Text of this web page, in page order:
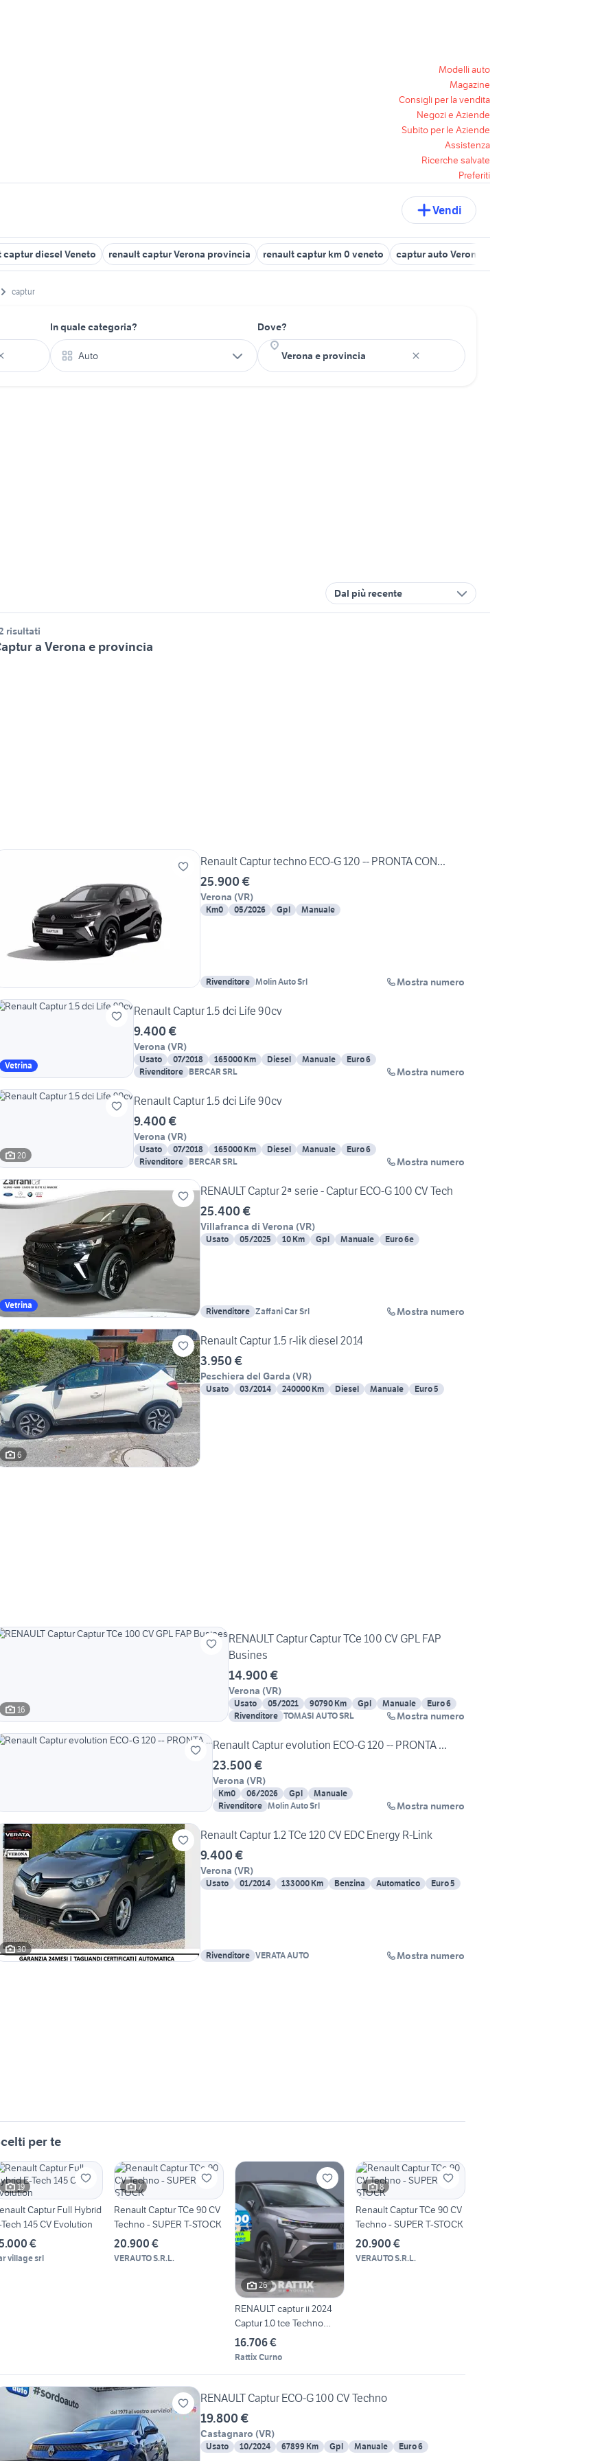
Modelli auto
Magazine
Consigli per la vendita
Negozi e Aziende
Subito per le Aziende
Assistenza
Ricerche salvate
Preferiti
Vendi
captur diesel Veneto renault captur Verona provincia renault captur km 0 veneto captur auto Verona
captur
In quale categoria?
Auto
Dove?
Dal più recente
risultati
a Verona e provincia
Renault Captur techno ECO-G 120 -- PRONTA CON...
25.900 €
Verona (VR)
Km0 05/2026 Gpl Manuale
Rivenditore Molin Auto Srl Mostra numero
Vetrina
Renault Captur 1.5 dci Life 90cv
9.400 €
Verona (VR)
Usato 07/2018 165000 Km Diesel Manuale
Euro 6
Rivenditore BERCAR SRL Mostra numero
20
Renault Captur 1.5 dci Life 90cv
9.400 €
Verona (VR)
Usato 07/2018 165000 Km Diesel Manuale
Euro 6
Rivenditore BERCAR SRL Mostra numero
Vetrina
RENAULT Captur 2ª serie - Captur ECO-G 100 CV Tech
25.400 €
Villafranca di Verona (VR)
Usato 05/2025 10 Km Gpl Manuale Euro 6e
Rivenditore Zaffani Car Srl Mostra numero
6
Renault Captur 1.5 r-lik diesel 2014
3.950 €
Peschiera del Garda (VR)
Usato 03/2014 240000 Km Diesel Manuale Euro 5
16
RENAULT Captur Captur TCe 100 CV GPL FAP
Busines
14.900 €
Verona (VR)
Usato 05/2021 90790 Km Gpl Manuale
Euro 6
Rivenditore TOMASI AUTO SRL Mostra numero
Renault Captur evolution ECO-G 120 -- PRONTA ...
23.500 €
Verona (VR)
Km0 06/2026 Gpl
Manuale
Rivenditore Molin Auto Srl Mostra numero
30
Renault Captur 1.2 TCe 120 CV EDC Energy R-Link
9.400 €
Verona (VR)
Usato 01/2014 133000 Km Benzina Automatico Euro 5
Rivenditore VERATA AUTO Mostra numero
per te
19
Captur Full Hybrid
145 CV Evolution
€
village srl
7
Renault Captur TCe 90 CV
Techno - SUPER T-STOCK
20.900 €
VERAUTO S.R.L.
26
RENAULT captur ii 2024
Captur 1.0 tce Techno
90cv
16.706 €
Rattix Curno
8
Renault Captur TCe 90 CV
Techno - SUPER T-STOCK
20.900 €
VERAUTO S.R.L.
RENAULT Captur ECO-G 100 CV Techno
19.800 €
Castagnaro (VR)
Usato 10/2024 67899 Km Gpl Manuale Euro 6